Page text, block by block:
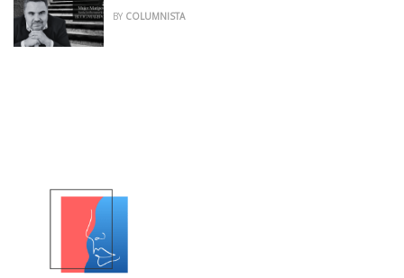
BY COLUMNISTA